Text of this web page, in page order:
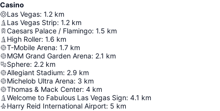
Casino
Las Vegas: 1.2 km
Las Vegas Strip: 1.2 km
Caesars Palace / Flamingo: 1.5 km
High Roller: 1.6 km
T-Mobile Arena: 1.7 km
MGM Grand Garden Arena: 2.1 km
Sphere: 2.2 km
Allegiant Stadium: 2.9 km
Michelob Ultra Arena: 3 km
Thomas & Mack Center: 4 km
Welcome to Fabulous Las Vegas Sign: 4.1 km
Harry Reid International Airport: 5 km